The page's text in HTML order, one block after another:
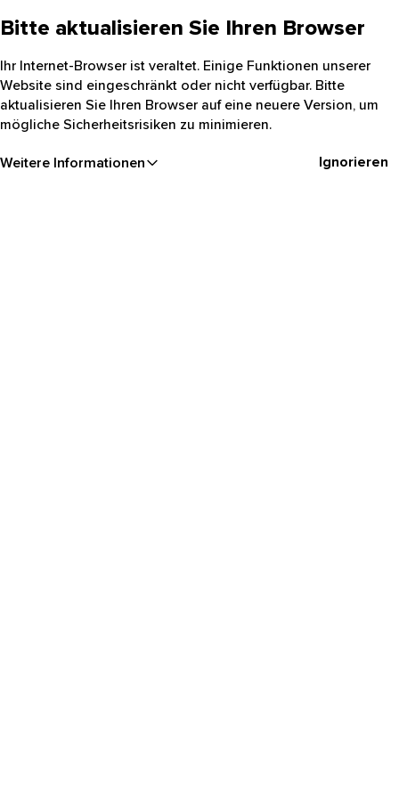
Bitte aktualisieren Sie Ihren Browser
Ihr Internet-Browser ist veraltet. Einige Funktionen unserer
Website sind eingeschränkt oder nicht verfügbar. Bitte
aktualisieren Sie Ihren Browser auf eine neuere Version, um
mögliche Sicherheitsrisiken zu minimieren.
Weitere Informationen Ignorieren